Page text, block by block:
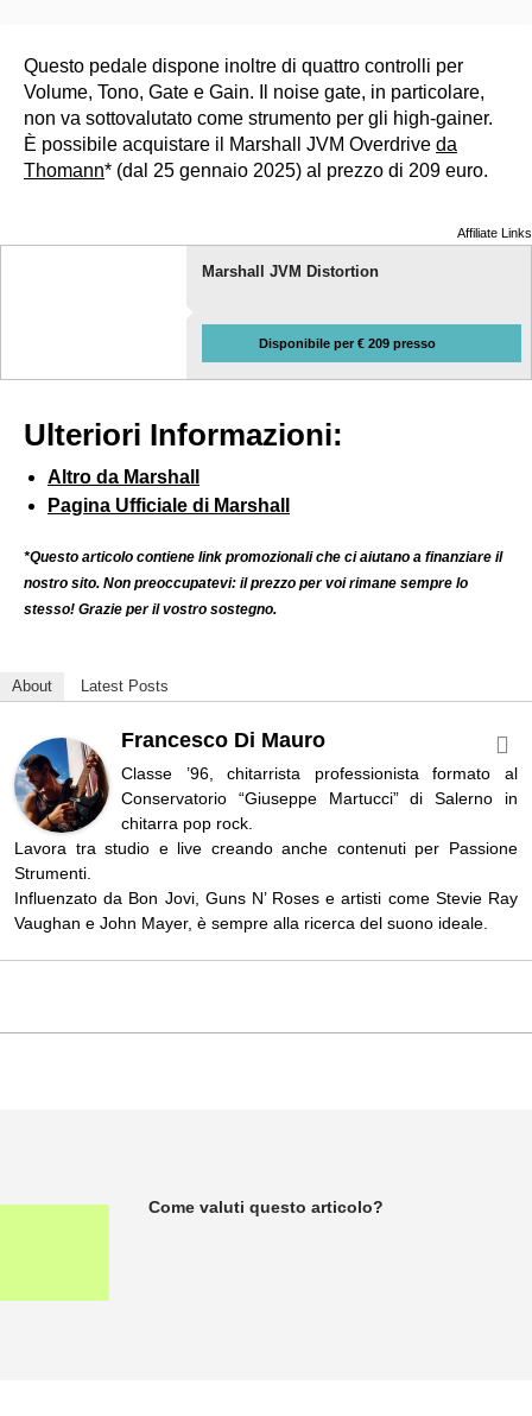
Questo pedale dispone inoltre di quattro controlli per
Volume, Tono, Gate e Gain. Il noise gate, in particolare,
non va sottovalutato come strumento per gli high-gainer.
È possibile acquistare il Marshall JVM Overdrive da
Thomann* (dal 25 gennaio 2025) al prezzo di 209 euro.
Affiliate Links
Marshall JVM Distortion
Disponibile per € 209 presso
Ulteriori Informazioni:
Altro da Marshall
Pagina Ufficiale di Marshall
*Questo articolo contiene link promozionali che ci aiutano a finanziare il
nostro sito. Non preoccupatevi: il prezzo per voi rimane sempre lo
stesso! Grazie per il vostro sostegno.
About Latest Posts
Francesco Di Mauro
Classe ’96, chitarrista professionista formato al
Conservatorio “Giuseppe Martucci” di Salerno in
chitarra pop rock.
Lavora tra studio e live creando anche contenuti per Passione
Strumenti.
Influenzato da Bon Jovi, Guns N’ Roses e artisti come Stevie Ray
Vaughan e John Mayer, è sempre alla ricerca del suono ideale.
Come valuti questo articolo?